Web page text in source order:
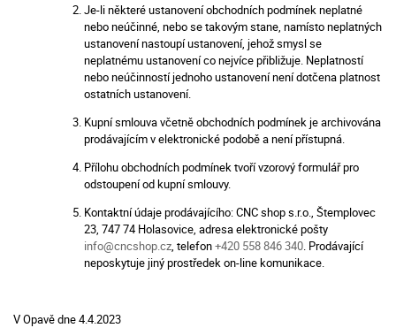
Je-li některé ustanovení obchodních podmínek neplatné
nebo neúčinné, nebo se takovým stane, namísto neplatných
ustanovení nastoupí ustanovení, jehož smysl se
neplatnému ustanovení co nejvíce přibližuje. Neplatností
nebo neúčinností jednoho ustanovení není dotčena platnost
ostatních ustanovení.
Kupní smlouva včetně obchodních podmínek je archivována
prodávajícím v elektronické podobě a není přístupná.
Přílohu obchodních podmínek tvoří vzorový formulář pro
odstoupení od kupní smlouvy.
Kontaktní údaje prodávajícího: CNC shop s.r.o., Štemplovec
23, 747 74 Holasovice, adresa elektronické pošty
info@cncshop.cz , telefon+420 558 846 340 . Prodávající
neposkytuje jiný prostředek on-line komunikace.
V Opavě dne 4.4.2023